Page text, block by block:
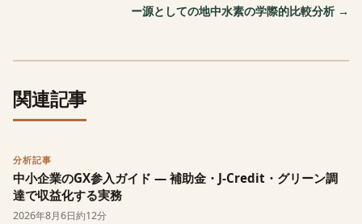
ー源としての地中水素の学際的比較分析 →
関連記事
分析記事
中小企業のGX参入ガイド — 補助金・J-Credit・グリーン調
達で収益化する実務
2026年8月6日約12分